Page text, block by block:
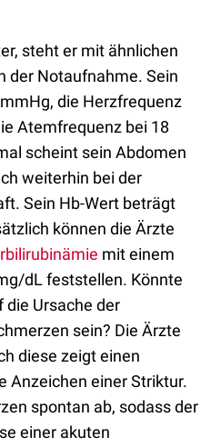
steht er mit ähnlichen
der Notaufnahme. Sein
die Herzfrequenz
Atemfrequenz bei 18
scheint sein Abdomen
weiterhin bei der
Sein Hb-Wert beträgt
können die Ärzte
mit einem
dL feststellen. Könnte
die Ursache der
sein? Die Ärzte
diese zeigt einen
Anzeichen einer Striktur.
spontan ab, sodass der
einer akuten